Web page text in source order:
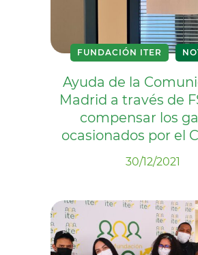
FUNDACIÓN ITER
Ayuda de la
Madrid a través de
compensar los
ocasionados por el
30/12/2021